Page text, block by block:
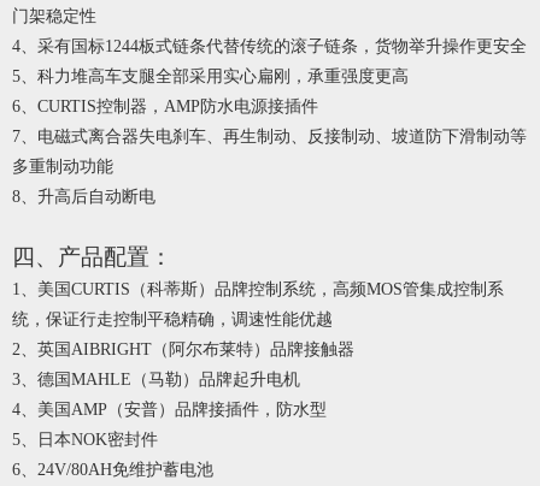
门架稳定性
4、采有国标1244板式链条代替传统的滚子链条，货物举升操作更安全
5、科力堆高车支腿全部采用实心扁刚，承重强度更高
6、 CURTIS控制器，AMP防水电源接插件
7、电磁式离合器失电刹车、再生制动、反接制动、坡道防下滑制动等
多重制动功能
8、升高后自动断电
四、产品配置：
1、美国CURTIS（科蒂斯）品牌控制系统 ，高频MOS管集成控制系
统，保证行走控制平稳精确，调速性能优越
2 、英国AIBRIGHT（阿尔布莱特）品牌接触器
3 、德国MAHLE（马勒）品牌起升电机
4 、美国AMP（安普）品牌接插件 ，防水型
5 、日本NOK密封件
6
24V/80AH免维护蓄电池